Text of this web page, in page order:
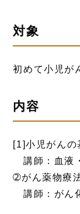
対象
初めて小児が
内容
[1]小児がんの
講師：血液
➁がん薬物療
講師：がん